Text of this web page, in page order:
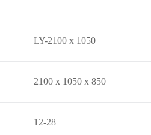
LY-2100 x 1050
2100 x 1050 x 850
12-28